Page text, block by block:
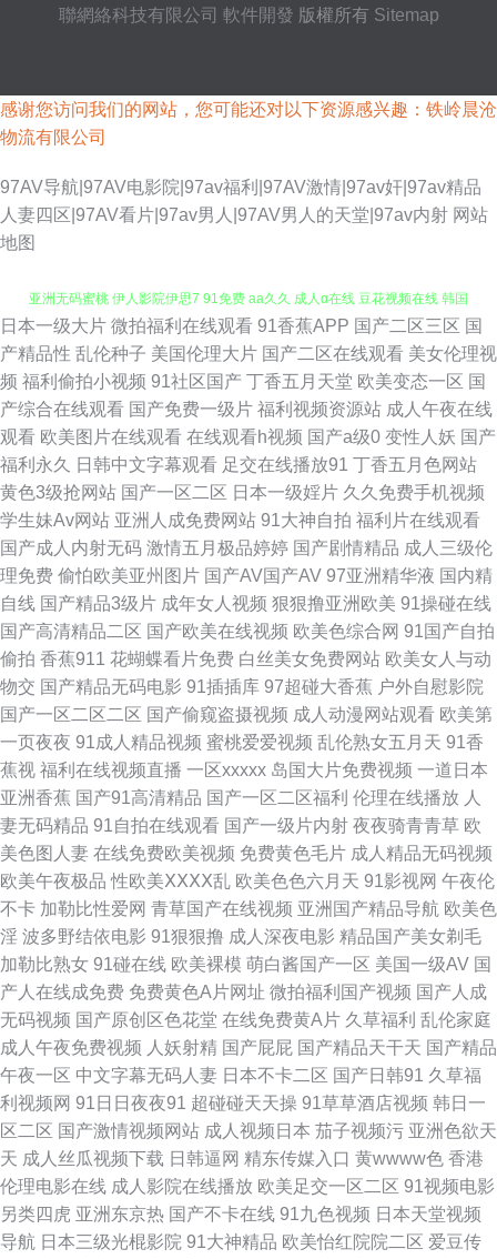
聯網絡科技有限公司 軟件開發 版權所有 Sitemap
感谢您访问我们的网站，您可能还对以下资源感兴趣：铁岭晨沧
物流有限公司
97AV导航|97AV电影院|97av福利|97AV激情|97av奸|97av精品
人妻四区|97AV看片|97av男人|97AV男人的天堂|97av内射 网站
地图
日本AA网站 超碰在线五月 日韩三级AA片 午夜诱惑老司机 亚洲成人一二三
亚洲无码蜜桃 伊人影院伊思7 91免费 aa久久 成人α在线 豆花视频在线 韩国
产香蕉 欧美操B电影 日韩无码A级片 伊人狠狠地淫 91资源网址 波多野结衣
一本道 国产视频欧美 久久精品日韩久久 另类人妖 免费看的三级毛片 日本高
清色色 三色色欧美 91蜜桃特黄A片 大香蕉av网站 国产操逼视频在线 久草国
产精品 欧美另类第一区 青青视屏 午夜福利入口 在线成人色网 av午夜 超碰碰
人人操 黄色无码91精东 老司机福利站 男人天堂网在线 日韩精品一二三四 偷
拍网亚洲 69AV影院 91偷拍字幕视频 肏91网 肏屄彰武 成人网址日韩 国产精
品呦伦视频 久久草资源站 老湿机试看福利 欧美熟女Tv 人人婷婷五月天 青青
操avbb 日本a级啪在线看 日韩三级片不卡 不卡三级片 AV性爱久 导航影视AV
久久先锋视频 女同互怼互操 日韩无码第一页 婷婷偷拍 亚洲操逼在线 在线国
产91 91观看视频 91呆哥人妻系列 91巨乳黑丝美女 91性爱小视频 草莓视频
18在线 成人AV社区影院 福利姬极品导航 韩国AⅤ中文字幕 老司机福利导航
网 欧美性爱亚州影院 日本不卡影院 亚洲五区视频 51福利视频导航 91视频东
京热 波多野解衣 国产51视频 精品国语逼 久久精品看国产 日本色情六月天
日韩福利导航 日韩色情激情 色色爽成人精品 ts伪娘xxx 豆花吃瓜网 国产精品
大香蕉 黑丝诱惑av 九一特级毛片观看 欧美肏屄网 青青草视频国产 日本有码
日本一级大片 微拍福利在线观看 91香蕉APP 国产二区三区 国
产精品性 乱伦种子 美国伦理大片 国产二区在线观看 美女伦理视
频 福利偷拍小视频 91社区国产 丁香五月天堂 欧美变态一区 国
产综合在线观看 国产免费一级片 福利视频资源站 成人午夜在线
观看 欧美图片在线观看 在线观看h视频 国产a级0 变性人妖 国产
福利永久
日韩中文字幕观看 足交在线播放91 丁香五月色网站
黄色3级抢网站 国产一区二区 日本一级婬片 久久免费手机视频
学生妹Av网站 亚洲人成免费网站 91大神自拍 福利片在线观看
国产成人内射无码 激情五月极品婷婷 国产剧情精品 成人三级伦
理免费 偷怕欧美亚州图片 国产AV国产AV 97亚洲精华液 国内精
自线 国产精品3级片 成年女人视频 狠狠撸亚洲欧美 91操碰在线
国产高清精品二区 国产欧美在线视频 欧美色综合网 91国产自拍
偷拍 香蕉911 花蝴蝶看片免费 白丝美女免费网站 欧美女人与动
物交 国产精品无码电影 91插插库 97超碰大香蕉 户外自慰影院
国产一区二区二区 国产偷窥盗摄视频 成人动漫网站观看 欧美第
一页夜夜 91成人精品视频 蜜桃爱爱视频 乱伦熟女五月天 91香
蕉视 福利在线视频直播 一区xxxxx 岛国大片免费视频 一道日本
亚洲香蕉 国产91高清精品 国产一区二区福利 伦理在线播放 人
妻无码精品 91自拍在线观看 国产一级片内射 夜夜骑青青草 欧
美色图人妻 在线免费欧美视频 免费黄色毛片 成人精品无码视频
欧美午夜极品 性欧美ⅩⅩⅩⅩ乱 欧美色色六月天 91影视网 午夜伦
不卡 加勒比性爱网 青草国产在线视频 亚洲国产精品导航 欧美色
淫 波多野结依电影 91狠狠撸 成人深夜电影 精品国产美女剃毛
加勒比熟女 91碰在线 欧美裸模 萌白酱国产一区 美国一级AV 国
产人在线成免费 免费黄色A片网址 微拍福利国产视频 国产人成
无码视频 国产原创区色花堂 在线免费黄A片 久草福利 乱伦家庭
成人午夜免费视频 人妖射精 国产屁屁 国产精品天干天 国产精品
午夜一区 中文字幕无码人妻 日本不卡二区 国产日韩91 久草福
利视频网 91日日夜夜91 超碰碰天天操 91草草酒店视频 韩日一
区二区 国产激情视频网站 成人视频日本 茄子视频污 亚洲色欲天
天 成人丝瓜视频下载 日韩逼网 精东传媒入口 黄wwww色 香港
伦理电影在线 成人影院在线播放 欧美足交一区二区 91视频电影
另类四虎 亚洲东京热 国产不卡在线 91九色视频 日本天堂视频
导航 日本三级光棍影院 91大神精品 欧美怡红院院二区 爱豆传